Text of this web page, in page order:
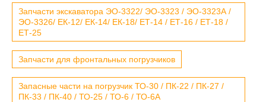
Запчасти экскаватора ЭО-3322/ ЭО-3323 / ЭО-3323А /
ЭО-3326/ ЕК-12/ ЕК-14/ ЕК-18/ ЕТ-14 / ЕТ-16 / ЕТ-18 /
ЕТ-25
Запчасти для фронтальных погрузчиков
Запасные части на погрузчик ТО-30 / ПК-22 / ПК-27 /
ПК-33 / ПК-40 / ТО-25 / ТО-6 / ТО-6А